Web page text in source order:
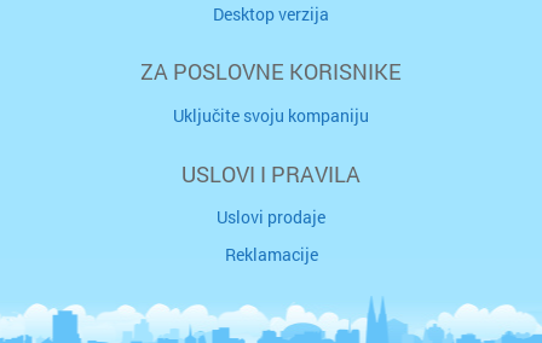
Desktop verzija
ZA POSLOVNE KORISNIKE
Uključite svoju kompaniju
USLOVI I PRAVILA
Uslovi prodaje
Reklamacije